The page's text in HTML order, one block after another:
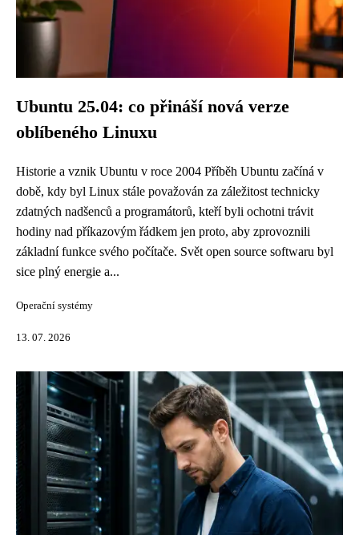
Ubuntu 25.04: co přináší nová verze
oblíbeného Linuxu
Historie a vznik Ubuntu v roce 2004 Příběh Ubuntu začíná v
době, kdy byl Linux stále považován za záležitost technicky
zdatných nadšenců a programátorů, kteří byli ochotni trávit
hodiny nad příkazovým řádkem jen proto, aby zprovoznili
základní funkce svého počítače. Svět open source softwaru byl
sice plný energie a...
Operační systémy
13. 07. 2026